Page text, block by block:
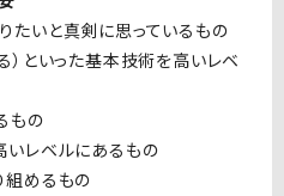
いと真剣に思っているもの
）といった基本技術を高いレベ
もの
レベルにあるもの
めるもの